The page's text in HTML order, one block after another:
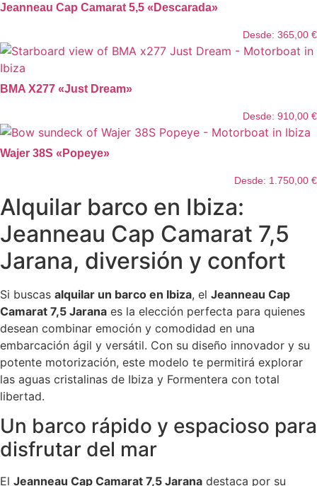
Jeanneau Cap Camarat 5,5 «Descarada»
Desde: 365,00 €
BMA X277 «Just Dream»
Desde: 910,00 €
Wajer 38S «Popeye»
Desde: 1.750,00 €
Alquilar barco en Ibiza:
Jeanneau Cap Camarat 7,5
Jarana, diversión y confort
Si buscas alquilar un barco en Ibiza, el Jeanneau Cap
Camarat 7,5 Jarana es la elección perfecta para quienes
desean combinar emoción y comodidad en una
embarcación ágil y versátil. Con su diseño innovador y su
potente motorización, este modelo te permitirá explorar
las aguas cristalinas de Ibiza y Formentera con total
libertad.
Un barco rápido y espacioso para
disfrutar del mar
El Jeanneau Cap Camarat 7,5 Jarana destaca por su